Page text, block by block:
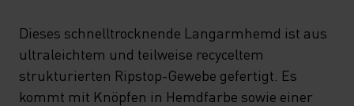
Dieses schnelltrocknende Langarmhemd ist aus
ultraleichtem und teilweise recyceltem
strukturierten Ripstop-Gewebe gefertigt. Es
kommt mit Knöpfen in Hemdfarbe sowie einer